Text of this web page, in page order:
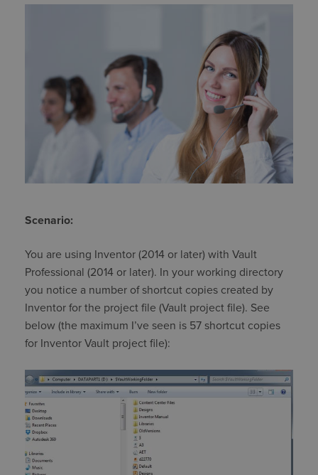
Scenario:
You are using Inventor (2014 or later) with Vault
Professional (2014 or later). In your working directory
you notice a number of shortcut copies created by
Inventor for the project file (Vault project file). See
below (the maximum I’ve seen is 57 shortcut copies
for Inventor Vault project file):